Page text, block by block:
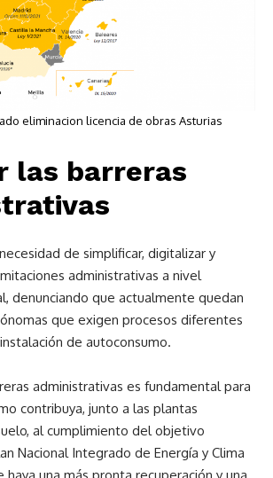
eliminacion licencia de obras Asturias
las barreras
de simplificar, digitalizar y
administrativas a nivel
denunciando que actualmente quedan
que exigen procesos diferentes
de autoconsumo.
administrativas es fundamental para
contribuya, junto a las plantas
al cumplimiento del objetivo
Nacional Integrado de Energía y Clima